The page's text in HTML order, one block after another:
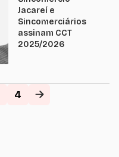
Jacareí,
Secretaria de
Esportes , com a
presença especial
da campeã de
Jacareí e
Sincomerciários
assinam CCT
2025/2026
4